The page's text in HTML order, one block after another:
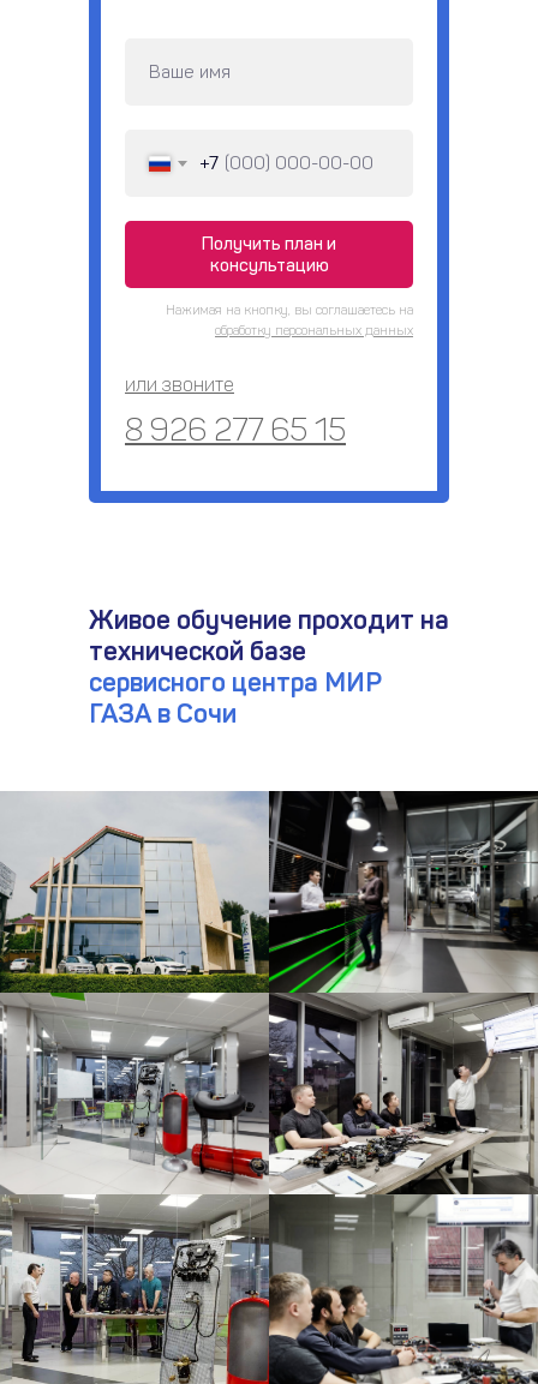
+7
Получить план и
консультацию
Нажимая на кнопку, вы соглашаетесь на
обработку персональных данных
или звоните
8 926 277 65 15
Живое обучение проходит на
технической базе
сервисного центра МИР
ГАЗА в Сочи